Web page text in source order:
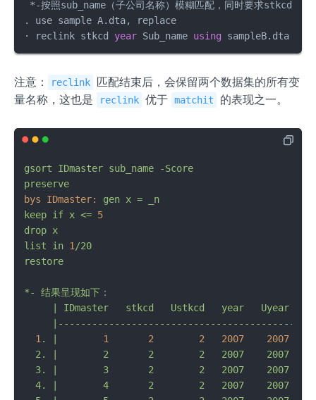
*-按照sub_name（子公司名称）模糊匹配，同时要求stkcd
. use sample A.dta, replace
· reclink stkcd year Sub_name using sampleB.dta ,
注意： reclink
匹配结束后，会保留两个数据集的所有变
量名称，这也是
reclink 优于 matchit 的表现之一。
gsort IDmaster sub_name
-Score
preserve
bys IDmaster:
gen x =
_n
keep if x <= 5
drop x
list
in 1 /20
restore
*-
结果呈现如下：
IDmaster stkcd Ustkcd year Uyear
1 . 1 2 2 2007 2007
2. |        2       2        2   2007    2007
3. |        3       2        2   2007    2007
4. |        4       2        2   2007    2007